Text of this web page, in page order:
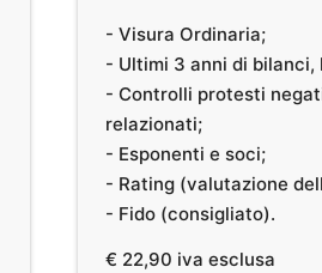
- Visura Ordinaria;
- Ultimi 3 anni di bilanci,
- Controlli protesti
relazionati;
- Esponenti e soci;
- Rating (valutazione
- Fido (consigliato).
€ 22,90 iva esclusa